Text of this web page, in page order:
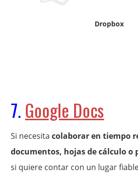
Dropbox
7. Google Docs
Si necesitacolaborar en tiempo
documentos, hojas de cálculo o
si quiere contar con un lugar